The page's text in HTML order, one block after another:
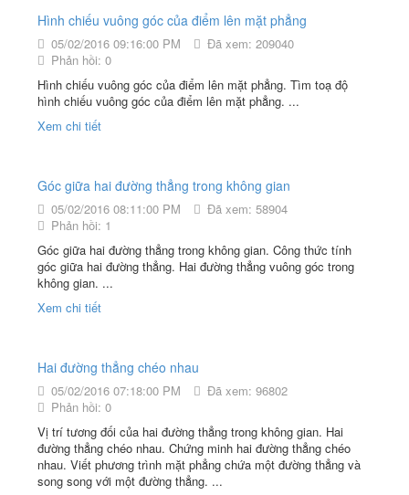
Hình chiếu vuông góc của điểm lên mặt phẳng
05/02/2016 09:16:00 PM
Đã xem: 209040
Phản hồi: 0
Hình chiếu vuông góc của điểm lên mặt phẳng. Tìm toạ độ
hình chiếu vuông góc của điểm lên mặt phẳng. ...
Xem chi tiết
Góc giữa hai đường thẳng trong không gian
05/02/2016 08:11:00 PM
Đã xem: 58904
Phản hồi: 1
Góc giữa hai đường thẳng trong không gian. Công thức tính
góc giữa hai đường thẳng. Hai đường thẳng vuông góc trong
không gian. ...
Xem chi tiết
Hai đường thẳng chéo nhau
05/02/2016 07:18:00 PM
Đã xem: 96802
Phản hồi: 0
Vị trí tương đối của hai đường thẳng trong không gian. Hai
đường thẳng chéo nhau. Chứng minh hai đường thẳng chéo
nhau. Viết phương trình mặt phẳng chứa một đường thẳng và
song song với một đường thẳng. ...